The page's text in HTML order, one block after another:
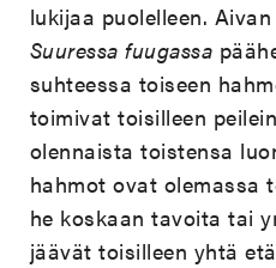
lukijaa puolelleen.
Suuressa fuugassa
suhteessa toiseen
toimivat toisilleen
olennaista toistensa
hahmot ovat olemassa
he koskaan tavoita tai
jäävät toisilleen yhtä